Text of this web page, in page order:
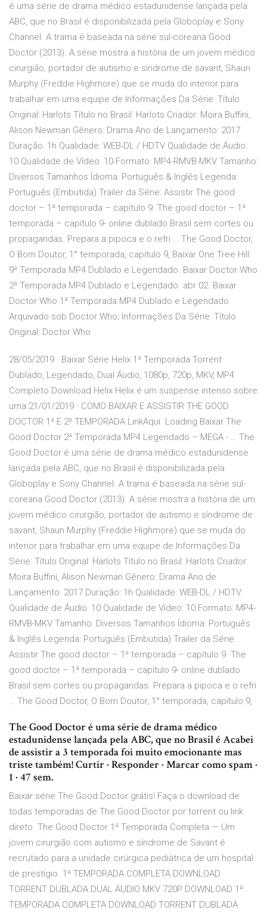
é uma série de drama médico estadunidense lançada pela
ABC, que no Brasil é disponibilizada pela Globoplay e Sony
Channel. A trama é baseada na série sul-coreana Good
Doctor (2013). A série mostra a história de um jovem médico
cirurgião, portador de autismo e síndrome de savant, Shaun
Murphy (Freddie Highmore) que se muda do interior para
trabalhar em uma equipe de Informações Da Série: Título
Original: Harlots Título no Brasil: Harlots Criador: Moira Buffini,
Alison Newman Gênero: Drama Ano de Lançamento: 2017
Duração: 1h Qualidade: WEB-DL / HDTV Qualidade de Áudio:
10 Qualidade de Vídeo: 10 Formato: MP4-RMVB-MKV Tamanho:
Diversos Tamanhos Ídioma: Português & Inglês Legenda:
Português (Embutida) Trailer da Série: Assistir The good
doctor – 1ª temporada – capítulo 9. The good doctor – 1ª
temporada – capítulo 9- online dublado Brasil sem cortes ou
propagandas. Prepara a pipoca e o refri … The Good Doctor,
O Bom Doutor, 1° temporada, capítulo 9, Baixar One Tree Hill
9ª Temporada MP4 Dublado e Legendado. Baixar Doctor Who
2ª Temporada MP4 Dublado e Legendado. abr 02. Baixar
Doctor Who 1ª Temporada MP4 Dublado e Legendado
Arquivado sob Doctor Who; Informações Da Série: Título
Original: Doctor Who
28/05/2019 · Baixar Série Helix 1ª Temporada Torrent
Dublado, Legendado, Dual Áudio, 1080p, 720p, MKV, MP4
Completo Download Helix Helix é um suspense intenso sobre
uma 21/01/2019 · COMO BAIXAR E ASSISTIR THE GOOD
DOCTOR 1ª E 2ª TEMPORADA LinkAqui. Loading Baixar The
Good Doctor 2ª Temporada MP4 Legendado – MEGA - … The
Good Doctor é uma série de drama médico estadunidense
lançada pela ABC, que no Brasil é disponibilizada pela
Globoplay e Sony Channel. A trama é baseada na série sul-
coreana Good Doctor (2013). A série mostra a história de um
jovem médico cirurgião, portador de autismo e síndrome de
savant, Shaun Murphy (Freddie Highmore) que se muda do
interior para trabalhar em uma equipe de Informações Da
Série: Título Original: Harlots Título no Brasil: Harlots Criador:
Moira Buffini, Alison Newman Gênero: Drama Ano de
Lançamento: 2017 Duração: 1h Qualidade: WEB-DL / HDTV
Qualidade de Áudio: 10 Qualidade de Vídeo: 10 Formato: MP4-
RMVB-MKV Tamanho: Diversos Tamanhos Ídioma: Português
& Inglês Legenda: Português (Embutida) Trailer da Série:
Assistir The good doctor – 1ª temporada – capítulo 9. The
good doctor – 1ª temporada – capítulo 9- online dublado
Brasil sem cortes ou propagandas. Prepara a pipoca e o refri
… The Good Doctor, O Bom Doutor, 1° temporada, capítulo 9,
The Good Doctor é uma série de drama médico
estadunidense lançada pela ABC, que no Brasil é Acabei
de assistir a 3 temporada foi muito emocionante mas
triste também! Curtir · Responder · Marcar como spam ·
1 · 47 sem.
Baixar série The Good Doctor grátis! Faça o download de
todas temporadas de The Good Doctor por torrent ou link
direto. The Good Doctor 1ª Temporada Completa — Um
jovem cirurgião com autismo e síndrome de Savant é
recrutado para a unidade cirúrgica pediátrica de um hospital
de prestígio. 1ª TEMPORADA COMPLETA DOWNLOAD
TORRENT DUBLADA DUAL ÁUDIO MKV 720P DOWNLOAD 1ª
TEMPORADA COMPLETA DOWNLOAD TORRENT DUBLADA